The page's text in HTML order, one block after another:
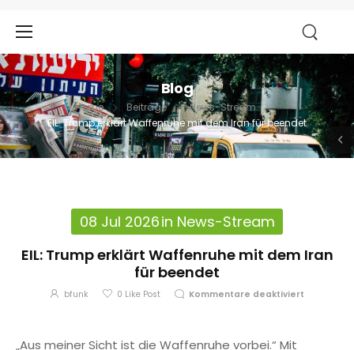
Blog
Home Beiträge
News-Stream
EIL: Trump erklärt Waffenruhe mit dem Iran für beendet
08 Jul 2026in News-Stream
EIL: Trump erklärt Waffenruhe mit dem Iran
für beendet
bfunk 0 Like Post Kommentare deaktiviert
„Aus meiner Sicht ist die Waffenruhe vorbei.“ Mit